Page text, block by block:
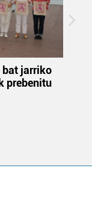
bat jarriko
prebenitu